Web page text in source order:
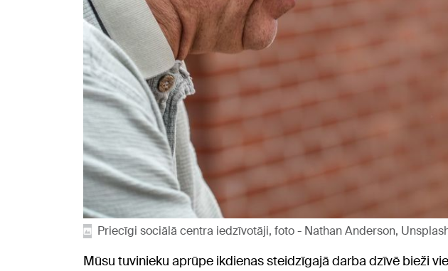
Priecīgi sociālā centra iedzīvotāji, foto - Nathan Anderson,
Mūsu tuvinieku aprūpe ikdienas steidzīgajā darba dzīvē bieži